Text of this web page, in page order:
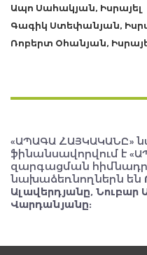
Ապո Սահակյան, Իսրայել
Գագիկ Ստեփանյան,
Ռոբերտ Օհանյան,
«ԱՊԱԳԱ ՀԱՅԿԱԿԱՆԸ»
ֆինանսավորվում է
զարգացման
նախաձեռնողներն են
Ալավերդյանը, Նուբար
Վարդանյանը: